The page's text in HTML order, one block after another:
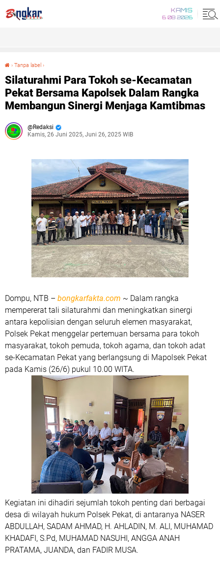
KAMIS
6 08 2026
› Tanpa label ›
Silaturahmi Para Tokoh se-Kecamatan
Pekat Bersama Kapolsek Dalam Rangka
Membangun Sinergi Menjaga Kamtibmas
Redaksi
Kamis, 26 Juni 2025, Juni 26, 2025 WIB
Dompu, NTB – bongkarfakta.com ~ Dalam rangka
mempererat tali silaturahmi dan meningkatkan sinergi
antara kepolisian dengan seluruh elemen masyarakat,
Polsek Pekat menggelar pertemuan bersama para tokoh
masyarakat, tokoh pemuda, tokoh agama, dan tokoh adat
se-Kecamatan Pekat yang berlangsung di Mapolsek Pekat
pada Kamis (26/6) pukul 10.00 WITA.
Kegiatan ini dihadiri sejumlah tokoh penting dari berbagai
desa di wilayah hukum Polsek Pekat, di antaranya NASER
ABDULLAH, SADAM AHMAD, H. AHLADIN, M. ALI, MUHAMAD
KHADAFI, S.Pd, MUHAMAD NASUHI, ANGGA ANAH
PRATAMA, JUANDA, dan FADIR MUSA.